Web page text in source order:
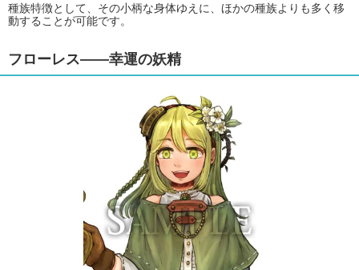
種族特徴として、その小柄な身体ゆえに、ほかの種族よりも多く移
動することが可能です。
フローレス――幸運の妖精